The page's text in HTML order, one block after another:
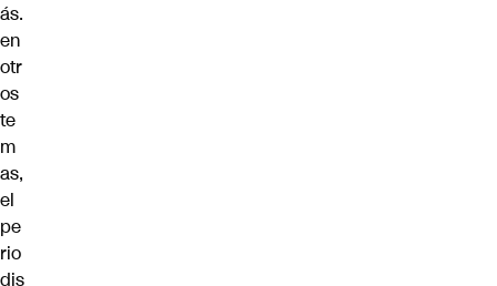
ás.
en
otr
os
te
m
as,
el
pe
rio
dis